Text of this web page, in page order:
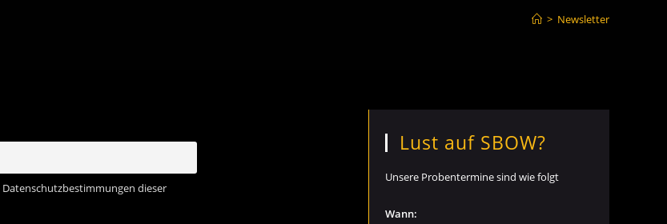
> Newsletter
dieser
Lust auf SBOW?
Unsere Probentermine sind wie folgt
Wann: